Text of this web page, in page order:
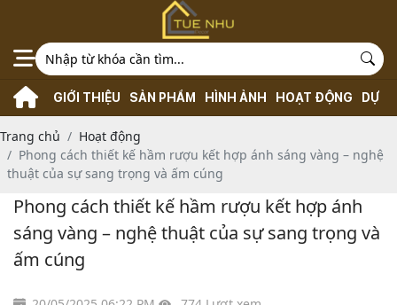
GIỚI THIỆU SẢN PHẨM HÌNH ẢNH HOẠT ĐỘNG DỰ
Trang chủ
Hoạt động
Phong cách thiết kế hầm rượu kết hợp ánh sáng vàng – nghệ
thuật của sự sang trọng và ấm cúng
Phong cách thiết kế hầm rượu kết hợp ánh
sáng vàng – nghệ thuật của sự sang trọng và
ấm cúng